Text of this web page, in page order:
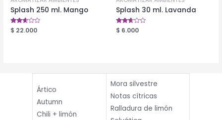
Splash 250 ml. Mango
Valorado
en
$ 22.000
Splash 30 ml. Lavanda
Valorado
en
$ 6.000
Ártico
Autumn
Chili + limón
Mora silvestre
Notas cítricas
Ralladura de limón